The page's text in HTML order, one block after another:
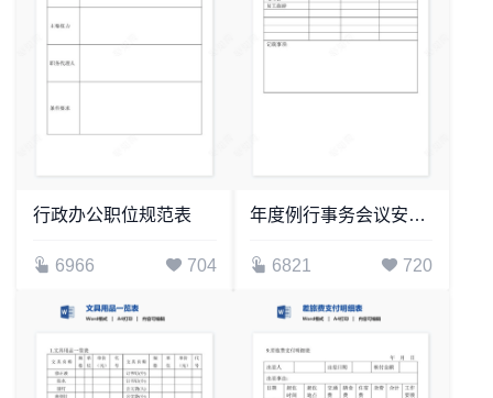
行政办公职位规范表
6966 704
年度例行事务会议安排表
6821 720